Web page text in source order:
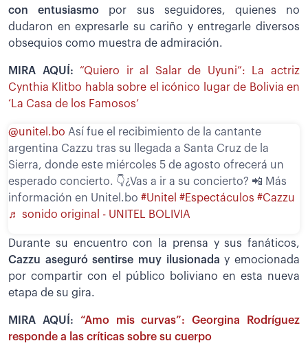
con entusiasmo por sus seguidores, quienes no
dudaron en expresarle su cariño y entregarle diversos
obsequios como muestra de admiración.
MIRA AQUÍ: “Quiero ir al Salar de Uyuni”: La actriz
Cynthia Klitbo habla sobre el icónico lugar de Bolivia en
‘La Casa de los Famosos’
@unitel.bo Así fue el recibimiento de la cantante
argentina Cazzu tras su llegada a Santa Cruz de la
Sierra, donde este miércoles 5 de agosto ofrecerá un
esperado concierto. 👇¿Vas a ir a su concierto? 📲 Más
información en Unitel.bo #Unitel #Espectáculos #Cazzu
♬ sonido original - UNITEL BOLIVIA
Durante su encuentro con la prensa y sus fanáticos,
Cazzu aseguró sentirse muy ilusionaday emocionada
por compartir con el público boliviano en esta nueva
etapa de su gira.
MIRA AQUÍ: “Amo mis curvas”: Georgina Rodríguez
responde a las críticas sobre su cuerpo